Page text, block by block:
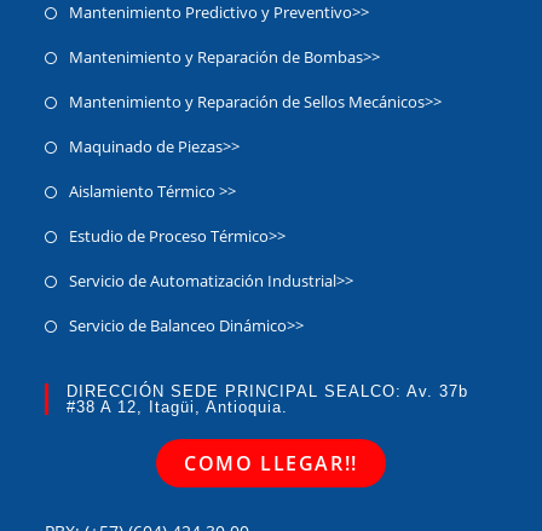
Mantenimiento Predictivo y Preventivo>>
Mantenimiento y Reparación de Bombas>>
Mantenimiento y Reparación de Sellos Mecánicos>>
Maquinado de Piezas>>
Aislamiento Térmico >>
Estudio de Proceso Térmico>>
Servicio de Automatización Industrial>>
Servicio de Balanceo Dinámico​>>
DIRECCIÓN SEDE PRINCIPAL SEALCO: Av. 37b
#38 A 12, Itagüi, Antioquia.
COMO LLEGAR!!